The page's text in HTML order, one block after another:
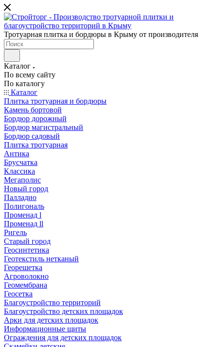
Тротуарная плитка и бордюры в Крыму от производителя
Каталог
По всему сайту
По каталогу
Каталог
Плитка тротуарная и бордюры
Камень бортовой
Бордюр дорожный
Бордюр магистральный
Бордюр садовый
Плитка тротуарная
Антика
Брусчатка
Классика
Мегаполис
Новый город
Палладио
Полигональ
Променад l
Променад ll
Ригель
Старый город
Геосинтетика
Геотекстиль нетканый
Георешетка
Агроволокно
Геомембрана
Геосетка
Благоустройство территорий
Благоустройство детских площадок
Арки для детских площадок
Информационные щиты
Ограждения для детских площадок